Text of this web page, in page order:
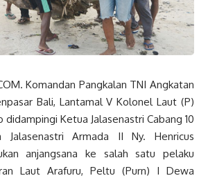
Komandan Pangkalan TNI Angkatan
Bali, Lantamal V Kolonel Laut (P)
didampingi Ketua Jalasenastri Cabang 10
Jalasenastri Armada II Ny. Henricus
anjangsana ke salah satu pelaku
Laut Arafuru, Peltu (Purn) I Dewa